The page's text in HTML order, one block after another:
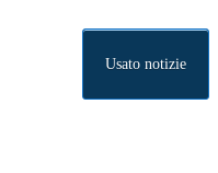
Usato notizie